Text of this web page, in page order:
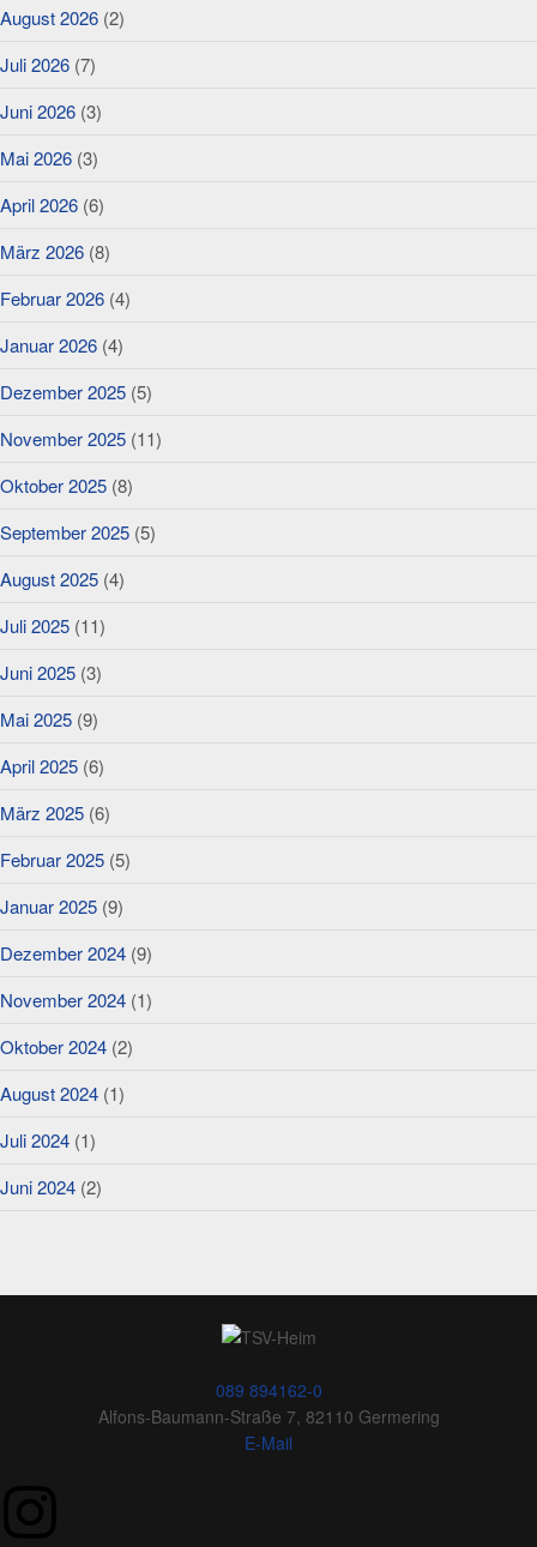
August 2026 (2)
Juli 2026 (7)
Juni 2026 (3)
Mai 2026 (3)
April 2026 (6)
März 2026 (8)
Februar 2026 (4)
Januar 2026 (4)
Dezember 2025 (5)
November 2025 (11)
Oktober 2025 (8)
September 2025 (5)
August 2025 (4)
Juli 2025 (11)
Juni 2025 (3)
Mai 2025 (9)
April 2025 (6)
März 2025 (6)
Februar 2025 (5)
Januar 2025 (9)
Dezember 2024 (9)
November 2024 (1)
Oktober 2024 (2)
August 2024 (1)
Juli 2024 (1)
Juni 2024 (2)
089 894162-0
Alfons-Baumann-Straße 7, 82110 Germering
E-Mail